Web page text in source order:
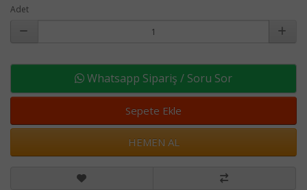
Adet
Whatsapp Sipariş / Soru Sor
Sepete Ekle
HEMEN AL